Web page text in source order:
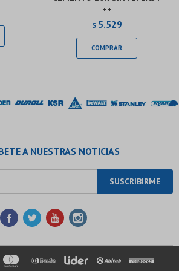
++
$ 5.529
A NUESTRAS NOTICIAS
SUSCRIBIRME
   